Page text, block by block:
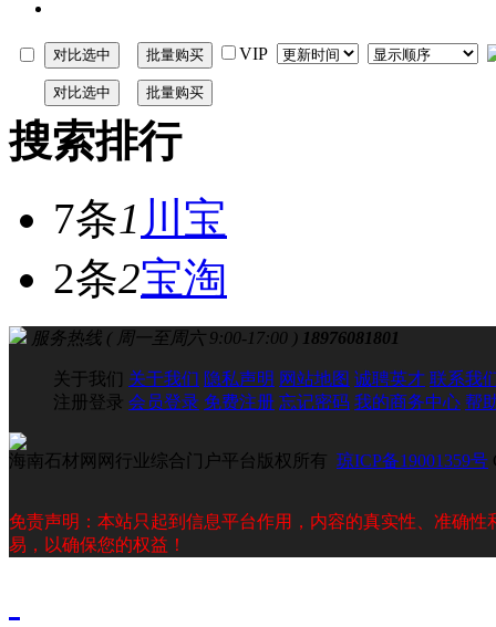
VIP
搜索排行
7条1 川宝
2条2宝淘
服务热线 ( 周一至周六 9:00-17:00 ) 18976081801
关于我们 关于我们 隐私声明 网站地图 诚聘英才 联系我
注册登录 会员登录 免费注册 忘记密码 我的商务中心 帮
海南石材网网行业综合门户平台版权所有 琼ICP备19001359号
免责声明：本站只起到信息平台作用，内容的真实性、准确
易，以确保您的权益！